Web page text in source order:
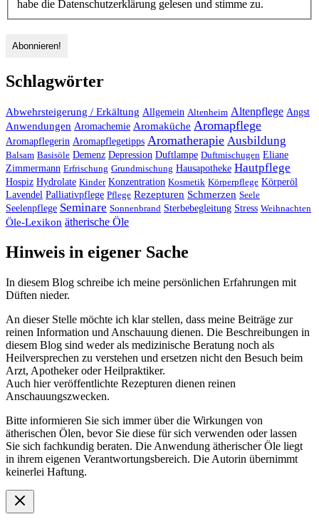
habe die Datenschutzerklärung gelesen und stimme zu.
Schlagwörter
Abwehrsteigerung / Erkältung Allgemein Altenheim Altenpflege Angst
Anwendungen Aromachemie Aromaküche Aromapflege
Aromapflegerin Aromapflegetipps Aromatherapie Ausbildung
Balsam Basisöle Demenz Depression Duftlampe Duftmischugen Eliane
Zimmermann Erfrischung Grundmischung Hausapotheke Hautpflege
Hospiz Hydrolate Kinder Konzentration Kosmetik Körperpflege Körperöl
Lavendel Palliativpflege Pflege Rezepturen Schmerzen Seele
Seelenpflege Seminare Sonnenbrand Sterbebegleitung Stress Weihnachten
Öle-Lexikon ätherische Öle
Hinweis in eigener Sache
In diesem Blog schreibe ich meine persönlichen Erfahrungen mit
Düften nieder.
An dieser Stelle möchte ich klar stellen, dass meine Beiträge zur
reinen Information und Anschauung dienen. Die Beschreibungen in
diesem Blog sind weder als medizinische Beratung noch als
Heilversprechen zu verstehen und ersetzen nicht den Besuch beim
Arzt, Apotheker oder Heilpraktiker.
Auch hier veröffentlichte Rezepturen dienen reinen
Anschauungszwecken.
Bitte informieren Sie sich immer über die Wirkungen von
ätherischen Ölen, bevor Sie diese für sich verwenden oder lassen
Sie sich fachkundig beraten. Die Anwendung ätherischer Öle liegt
in ihrem eigenen Verantwortungsbereich. Die Autorin übernimmt
keinerlei Haftung.